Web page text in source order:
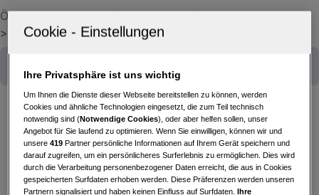
Österreichischer Golfverband > Golfclubsuche
>
Thermengolfclub Fürstenfeld-Loipersdorf
ÖGS Eröffnungstrophy
15.04.2026 - Einzel (Zählspiel)
Thermengolfclub Fürstenfeld-Loipersdorf
Ihre Privatsphäre ist uns wichtig
Um Ihnen die Dienste dieser Webseite bereitstellen zu können, werden
Cookies und ähnliche Technologien eingesetzt, die zum Teil technisch
notwendig sind (Notwendige Cookies), oder aber helfen sollen, unser
Angebot für Sie laufend zu optimieren. Wenn Sie einwilligen, können wir und
unsere419 Partner persönliche Informationen auf Ihrem Gerät speichern und
darauf zugreifen, um ein persönlicheres Surferlebnis zu ermöglichen. Dies wird
durch die Verarbeitung personenbezogener Daten erreicht, die aus in Cookies
gespeicherten Surfdaten erhoben werden. Diese Präferenzen werden unseren
Partnern signalisiert und haben keinen Einfluss auf Surfdaten.Ihre